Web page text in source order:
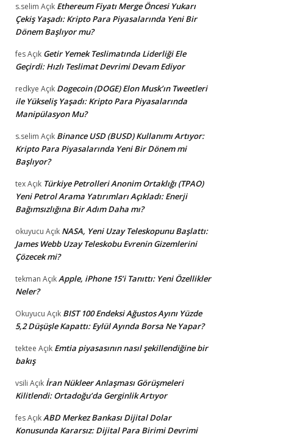
s.selim Açık Ethereum Fiyatı Merge Öncesi Yukarı
Çekiş Yaşadı: Kripto Para Piyasalarında Yeni Bir
Dönem Başlıyor mu?
fesAçık Getir Yemek Teslimatında Liderliği Ele
Geçirdi: Hızlı Teslimat Devrimi Devam Ediyor
redkye Açık Dogecoin (DOGE) Elon Musk’ın Tweetleri
ile Yükseliş Yaşadı: Kripto Para Piyasalarında
Manipülasyon Mu?
s.selim Açık Binance USD (BUSD) Kullanımı Artıyor:
Kripto Para Piyasalarında Yeni Bir Dönem mi
Başlıyor?
texAçık Türkiye Petrolleri Anonim Ortaklığı (TPAO)
Yeni Petrol Arama Yatırımları Açıkladı: Enerji
Bağımsızlığına Bir Adım Daha mı?
okuyucu Açık NASA, Yeni Uzay Teleskopunu Başlattı:
James Webb Uzay Teleskobu Evrenin Gizemlerini
Çözecek mi?
tekman AçıkApple, iPhone 15’i Tanıttı: Yeni Özellikler
Neler?
Okuyucu Açık BIST 100 Endeksi Ağustos Ayını Yüzde
5,2 Düşüşle Kapattı: Eylül Ayında Borsa Ne Yapar?
tektee Açık Emtia piyasasının nasıl şekillendiğine bir
bakış
vsili Açık İran Nükleer Anlaşması Görüşmeleri
Kilitlendi: Ortadoğu’da Gerginlik Artıyor
fesAçıkABD Merkez Bankası Dijital Dolar
Konusunda Kararsız: Dijital Para Birimi Devrimi